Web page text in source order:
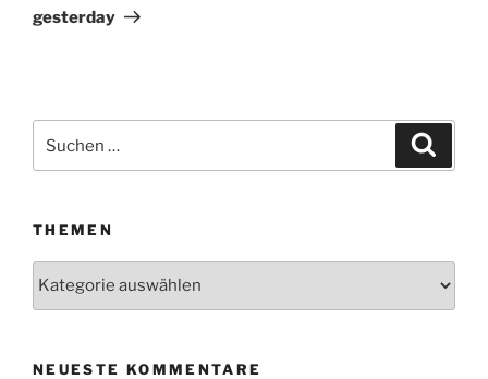
Beitrag
gesterday
THEMEN
Themen
NEUESTE KOMMENTARE